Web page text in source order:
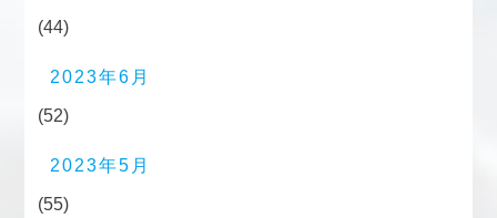
(44)
2023年6月
(52)
2023年5月
(55)